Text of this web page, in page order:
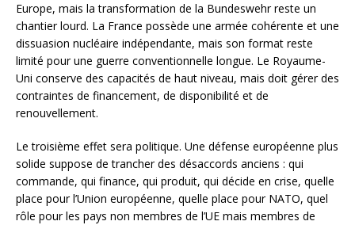
Europe, mais la transformation de la Bundeswehr reste un
chantier lourd. La France possède une armée cohérente et une
dissuasion nucléaire indépendante, mais son format reste
limité pour une guerre conventionnelle longue. Le Royaume-
Uni conserve des capacités de haut niveau, mais doit gérer des
contraintes de financement, de disponibilité et de
renouvellement.
Le troisième effet sera politique. Une défense européenne plus
solide suppose de trancher des désaccords anciens : qui
commande, qui finance, qui produit, qui décide en crise, quelle
place pour l’Union européenne, quelle place pour NATO, quel
rôle pour les pays non membres de l’UE mais membres de